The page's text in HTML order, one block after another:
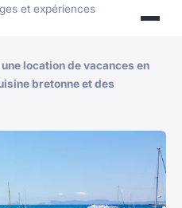
et expériences
location de vacances en
bretonne et des